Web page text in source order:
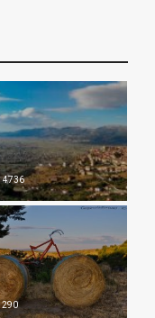
4736
290